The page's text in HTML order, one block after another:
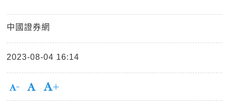
中國證券網
2023-08-04 16:14